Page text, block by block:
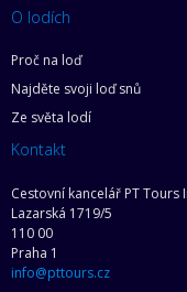
O lodích
Proč na loď
Najděte svoji loď snů
Ze světa lodí
Kontakt
Cestovní kancelář PT Tours
Lazarská 1719/5
110 00
Praha 1
info@pttours.cz